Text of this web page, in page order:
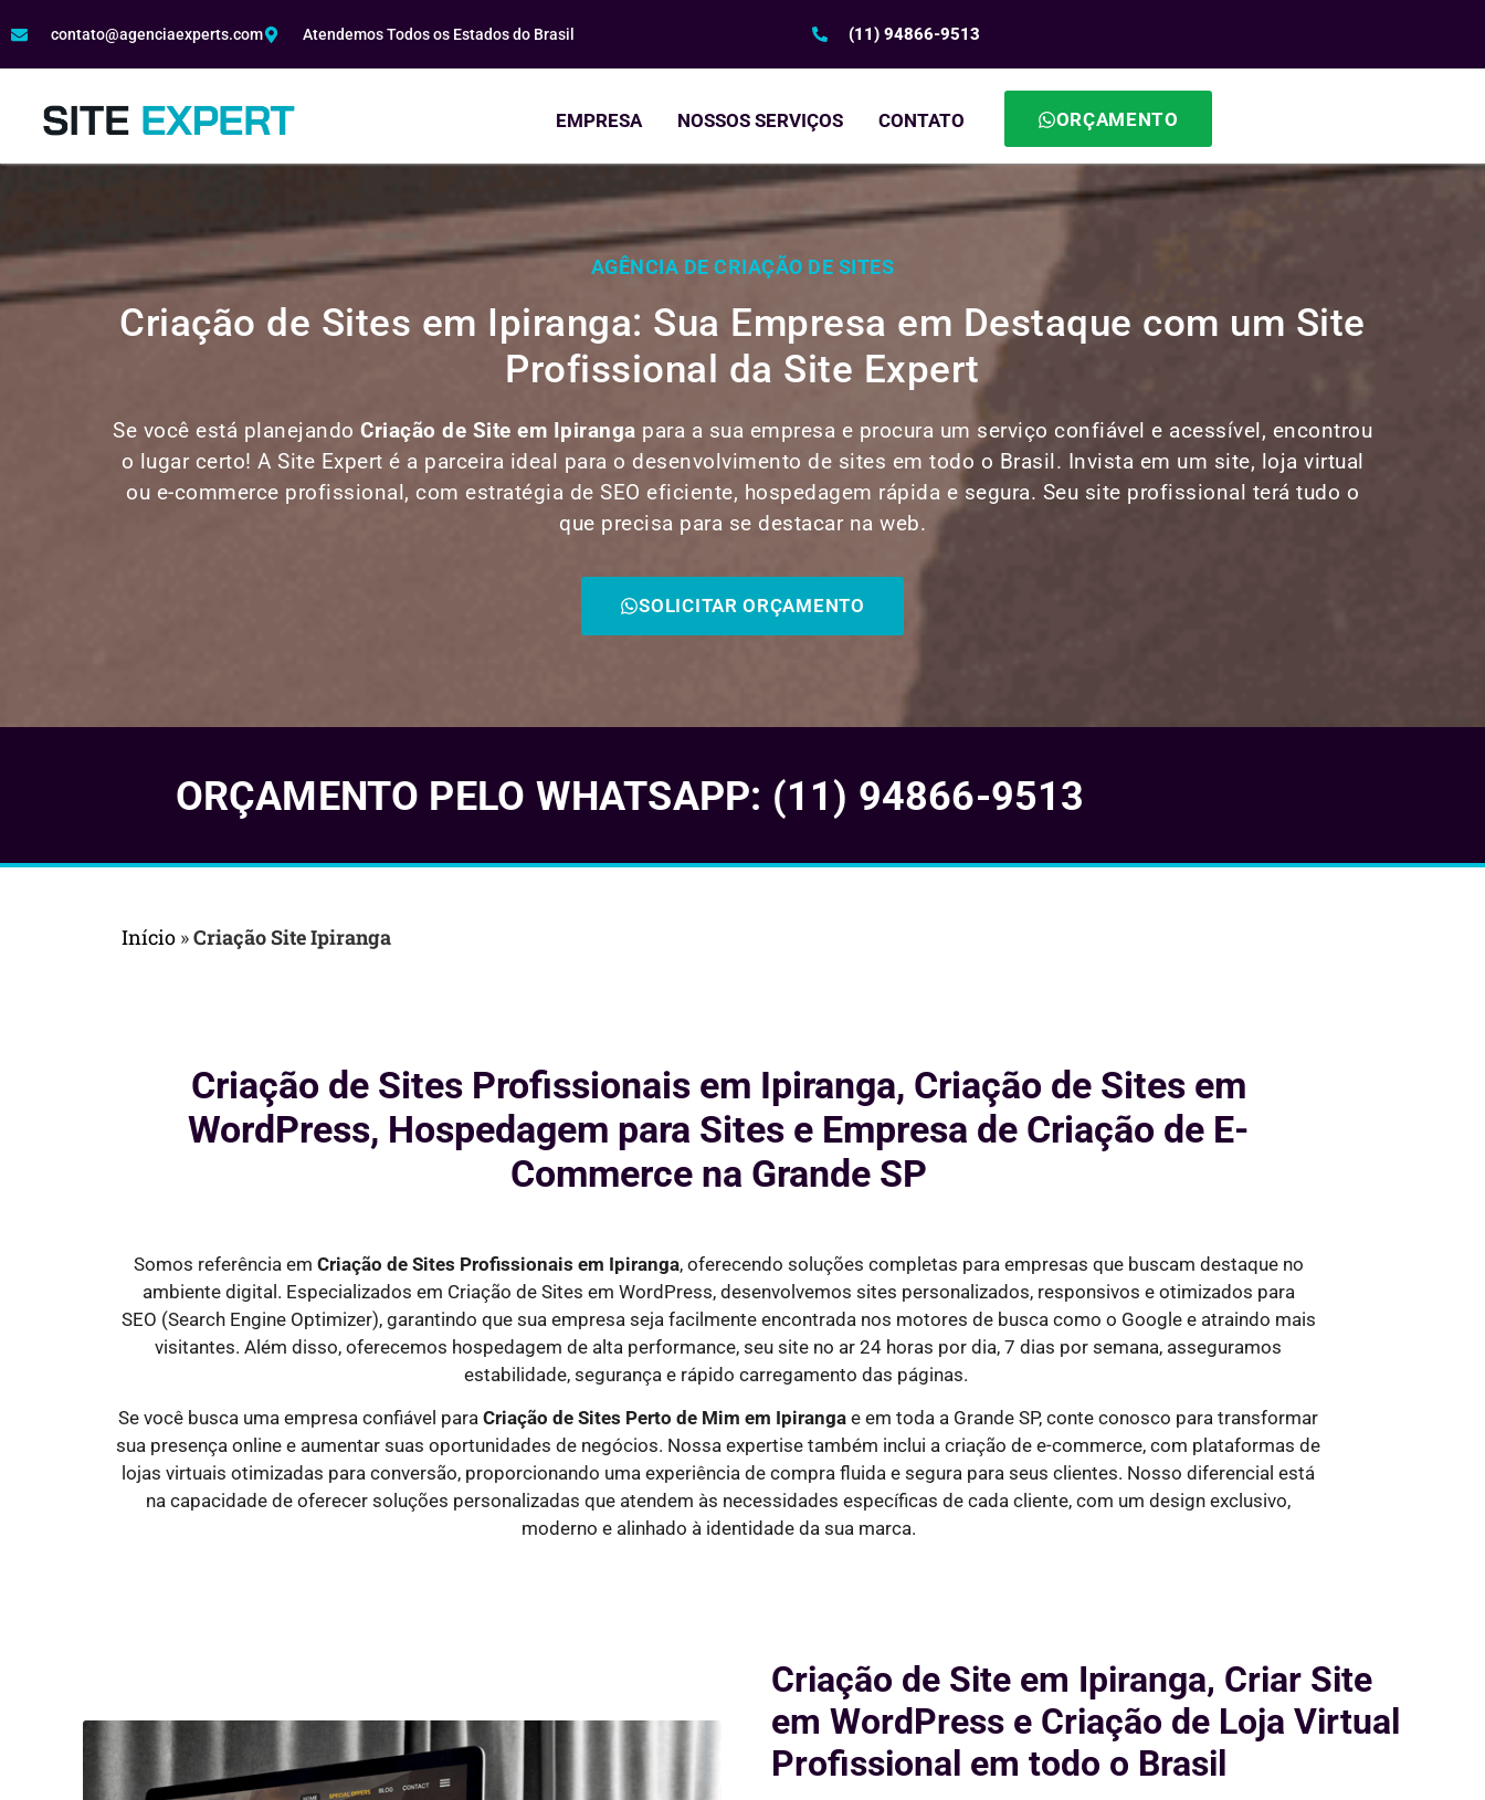
contato@agenciaexperts.com Atendemos Todos os Estados do Brasil (11) 94866-9513
EMPRESA NOSSOS SERVIÇOS CONTATO ORÇAMENTO
AGÊNCIA DE CRIAÇÃO DE SITES
Criação de Sites em Ipiranga: Sua Empresa em Destaque com um Site
Profissional da Site Expert
Se você está planejando Criação de Site em Ipiranga para a sua empresa e procura um serviço confiável e acessível, encontrou
o lugar certo! A Site Expert é a parceira ideal para o desenvolvimento de sites em todo o Brasil. Invista em um site, loja virtual
ou e-commerce profissional, com estratégia de SEO eficiente, hospedagem rápida e segura. Seu site profissional terá tudo o
que precisa para se destacar na web.
SOLICITAR ORÇAMENTO
ORÇAMENTO PELO WHATSAPP: (11) 94866-9513
Início »Criação Site Ipiranga
Criação de Sites Profissionais em Ipiranga, Criação de Sites em
WordPress, Hospedagem para Sites e Empresa de Criação de E-
Commerce na Grande SP
Somos referência em Criação de Sites Profissionais em Ipiranga, oferecendo soluções completas para empresas que buscam destaque no
ambiente digital. Especializados em Criação de Sites em WordPress, desenvolvemos sites personalizados, responsivos e otimizados para
SEO (Search Engine Optimizer), garantindo que sua empresa seja facilmente encontrada nos motores de busca como o Google e atraindo mais
visitantes. Além disso, oferecemos hospedagem de alta performance, seu site no ar 24 horas por dia, 7 dias por semana, asseguramos
estabilidade, segurança e rápido carregamento das páginas.
Se você busca uma empresa confiável para Criação de Sites Perto de Mim em Ipiranga e em toda a Grande SP, conte conosco para transformar
sua presença online e aumentar suas oportunidades de negócios. Nossa expertise também inclui a criação de e-commerce, com plataformas de
lojas virtuais otimizadas para conversão, proporcionando uma experiência de compra fluida e segura para seus clientes. Nosso diferencial está
na capacidade de oferecer soluções personalizadas que atendem às necessidades específicas de cada cliente, com um design exclusivo,
moderno e alinhado à identidade da sua marca.
Criação de Site em Ipiranga, Criar Site
em WordPress e Criação de Loja Virtual
Profissional em todo o Brasil